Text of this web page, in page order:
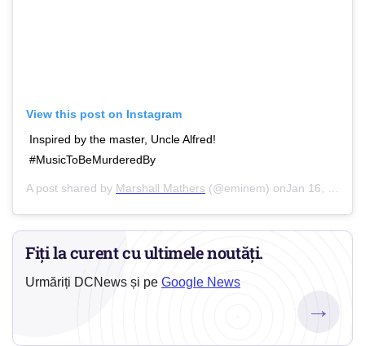
View this post on Instagram
Inspired by the master, Uncle Alfred!
#MusicToBeMurderedBy
A post shared by Marshall Mathers (@eminem) onJan 16, 2020 at 9:37pm PST
Fiți la curent cu ultimele noutăți.
Urmăriți DCNews și pe Google News
→